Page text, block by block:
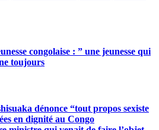
congolaise : ” une jeunesse qui
toujours
dénonce “tout propos sexiste
en dignité au Congo